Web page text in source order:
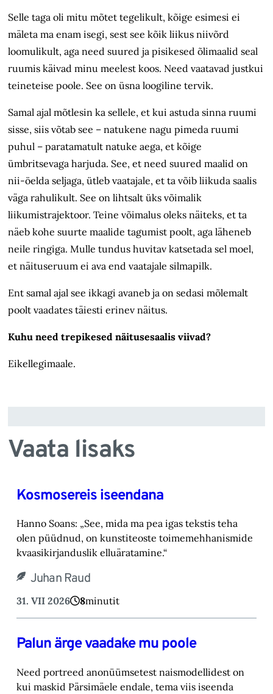
Selle taga oli mitu mõtet tegelikult, kõige esimesi ei
mäleta ma enam isegi, sest see kõik liikus niivõrd
loomulikult, aga need suured ja pisikesed õlimaalid seal
ruumis käivad minu meelest koos. Need vaatavad justkui
teineteise poole. See on üsna loogiline tervik.
Samal ajal mõtlesin ka sellele, et kui astuda sinna ruumi
sisse, siis võtab see – natukene nagu pimeda ruumi
puhul – paratamatult natuke aega, et kõige
ümbritsevaga harjuda. See, et need suured maalid on
nii-öelda seljaga, ütleb vaatajale, et ta võib liikuda saalis
väga rahulikult. See on lihtsalt üks võimalik
liikumistrajektoor. Teine võimalus oleks näiteks, et ta
näeb kohe suurte maalide tagumist poolt, aga läheneb
neile ringiga. Mulle tundus huvitav katsetada sel moel,
et näituseruum ei ava end vaatajale silmapilk.
Ent samal ajal see ikkagi avaneb ja on sedasi mõlemalt
poolt vaadates täiesti erinev näitus.
Kuhu need trepikesed näitusesaalis viivad?
Eikellegimaale.
Vaata lisaks
Kosmosereis iseendana
Hanno Soans: „See, mida ma pea igas tekstis teha
olen püüdnud, on kunstiteoste toimemehhanismide
kvaasikirjanduslik elluäratamine.“
Juhan Raud
31. VII 2026 8minutit
Palun ärge vaadake mu poole
Need portreed anonüümsetest naismodellidest on
kui maskid Pärsimäele endale, tema viis iseenda